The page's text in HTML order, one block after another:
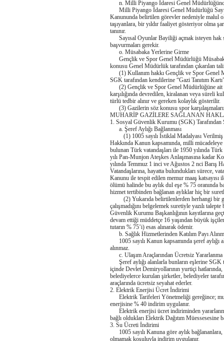
n. Milli Piyango İdaresi Genel
Milli Piyango İdaresi Genel Müdürlüğü
Kanununda belirtilen görevler nedeniyle malul
taşıyanlara, bir yıldır faaliyet gösteriyor olma
tanınır.
Sayısal Oyunlar Bayiliği açmak isteyen
başvurmaları gerekir.
o. Müsabaka Yerlerine Girme
Gençlik ve Spor Genel Müdürlüğü
konusu Genel Müdürlük tarafından çıkarılan
(1) Kullanım hakkı Gençlik ve Spor Genel
SGK tarafından kendilerine “Gazi Tanıtım
(2) Gençlik ve Spor Genel Müdürlüğüne ait
karşılığında devredilen, kiralanan veya süreli
türlü tedbir alınır ve gereken kolaylık gösterilir.
(3) Gazilerin söz konusu spor
MUHARİP GAZİLERE SAĞLANAN
1. Sosyal Güvenlik Kurumu (SGK) Tarafından
a. Şeref Aylığı Bağlanması
(1) 1005 sayılı İstiklal Madalyası Verilmiş
Hakkında Kanun kapsamında, milli
bulunan Türk vatandaşları ile 1950 yılında
yılı Pan-Munjon Ateşkes Anlaşmasına kadar
yılında Temmuz 1 inci ve Ağustos 2 nci Barış
Vatandaşlarına, hayatta bulundukları sürece,
Kanunu ile tespit edilen memur maaş katsayısı
ölümü halinde bu aylık dul eşe % 75 oranında
hizmet tertibinden bağlanan aylıklar hiç bir
(2) Yukarıda belirtilenlerden herhangi bir
çalışmadığını belgelemek suretiyle yazılı
Güvenlik Kurumu Başkanlığının kayıtlarına
devam ettiği müddetçe 16 yaşından büyük
tutarın % 75’i) esas alınarak ödenir.
b. Sağlık Hizmetlerinden Katılım Payı
1005 sayılı Kanun kapsamında şeref aylığı
alınmaz.
c. Ulaşım Araçlarından Ücretsiz Yararlanma
Şeref aylığı alanlarla bunların eşlerine SGK
içinde Devlet Demiryollarının yurtiçi
belediyelerce kurulan şirketler, belediyeler
araçlarında ücretsiz seyahat ederler.
2. Elektrik Enerjisi Ücret İndirimi
Elektrik Tarifeleri Yönetmeliği gereğince;
enerjisine % 40 indirim uygulanır.
Elektrik enerjisi ücret indiriminden
bağlı oldukları Elektrik Dağıtım Müessesesine
3. Su Ücreti İndirimi
1005 sayılı Kanuna göre aylık
olmamak koşuluyla indirim uygulanır.